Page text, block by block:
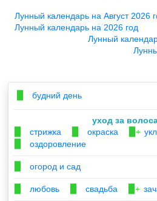
Лунный календарь на Август 2026
Лунный календарь на 2026 год
Лунный
будний день
уход за
стрижка окраска ▉+
оздоровление
огород и сад
любовь свадьба ▉+